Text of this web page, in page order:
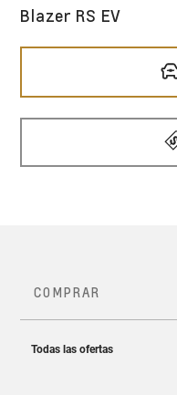
Blazer RS EV